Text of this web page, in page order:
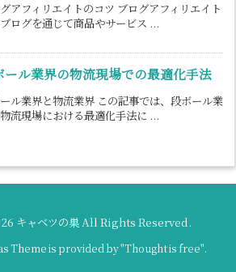
アフィリエイトのコツ ブログアフィリエイト
ログを通じて商品やサービス ...
ール業界の物流現場での最適化手法
ル業界と物流業界 この記事では、段ボール業
流現場における最適化手法に ...
キャベツの巣All Rights Reserved.
Theme is provided by "Thought is free".